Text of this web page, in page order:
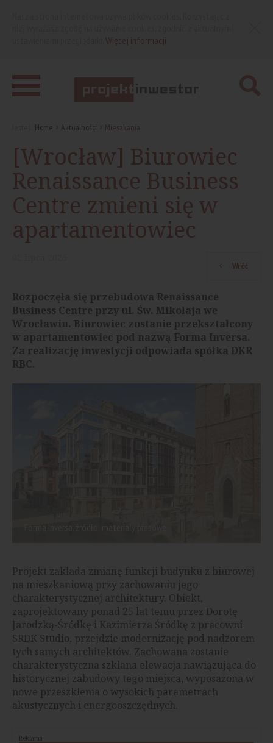
Home Aktualności Mieszkania
[Wrocław] Biurowiec
Renaissance Business
Centre zmieni się w
apartamentowiec
Wróć
Rozpoczęła się przebudowa Renaissance
Business Centre przy ul. Św. Mikołaja we
Wrocławiu. Biurowiec zostanie przekształcony
w apartamentowiec pod nazwą Forma Inversa.
Za realizację inwestycji odpowiada spółka DKR
RBC.
Projekt zakłada zmianę funkcji budynku z biurowej
na mieszkaniową przy zachowaniu jego
charakterystycznej architektury. Obiekt,
zaprojektowany ponad 25 lat temu przez Dorotę
Jarodzką-Śródkę i Kazimierza Śródkę z pracowni
SRDK Studio, przejdzie modernizację pod nadzorem
tych samych architektów. Zachowana zostanie
charakterystyczna szklana elewacja nawiązująca do
historycznej zabudowy tego miejsca, wyposażona w
nowe przeszklenia o wysokich parametrach
akustycznych i energooszczędnych.
Reklama